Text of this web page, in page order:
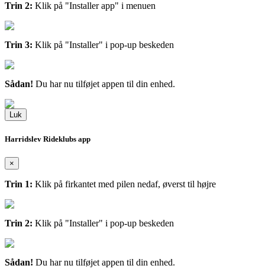
Trin 2: Klik på "Installer app" i menuen
Trin 3: Klik på "Installer" i pop-up beskeden
Sådan! Du har nu tilføjet appen til din enhed.
Luk
Harridslev Rideklubs app
×
Trin 1: Klik på firkantet med pilen nedaf, øverst til højre
Trin 2: Klik på "Installer" i pop-up beskeden
Sådan! Du har nu tilføjet appen til din enhed.